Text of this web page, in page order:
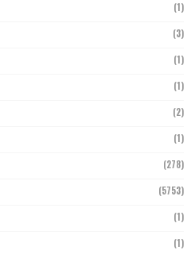
(1)
(3)
(1)
(1)
(2)
(1)
(278)
(5753)
(1)
(1)